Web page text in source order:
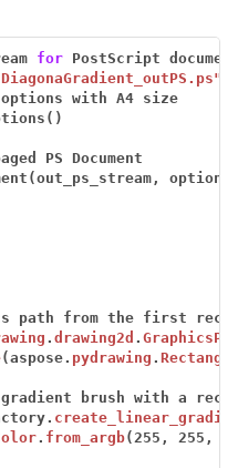
for PostScript
options with A4 size
PS
Document
path from the first
.drawing2d .
(aspose. pydrawing .
gradient brush with a
. from_argb(255, 255,